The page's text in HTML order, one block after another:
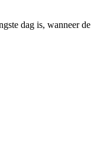
dag is, wanneer de